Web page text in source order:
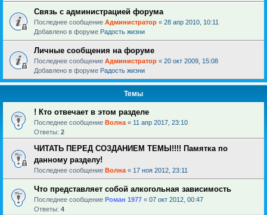
Связь с администрацией форума
Последнее сообщение Администратор « 28 апр 2010, 10:11
Добавлено в форуме Радость жизни
Личные сообщения на форуме
Последнее сообщение Администратор « 20 окт 2009, 15:08
Добавлено в форуме Радость жизни
Темы
! Кто отвечает в этом разделе
Последнее сообщение Волна « 11 апр 2017, 23:10
Ответы: 2
ЧИТАТЬ ПЕРЕД СОЗДАНИЕМ ТЕМЫ!!!! Памятка по
данному разделу!
Последнее сообщение Волна « 17 ноя 2012, 23:11
Что представляет собой алкогольная зависимость
Последнее сообщение Роман 1977 « 07 окт 2012, 00:47
Ответы: 4